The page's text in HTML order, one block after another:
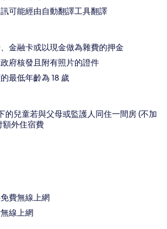
可能經由自動翻譯工具翻譯
金融卡或以現金做為雜費的押金
府核發且附有照片的證件
最低年齡為 18 歲
的兒童若與父母或監護人同住一間房 (不加
額外住宿費
費無線上網
線上網